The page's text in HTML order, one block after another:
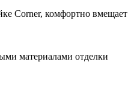
Corner, комфортно вмещает
материалами отделки